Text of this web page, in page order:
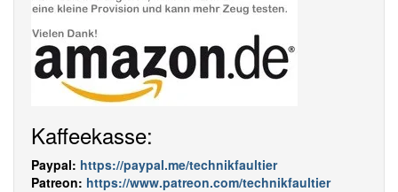
Kaffeekasse:
Paypal: https://paypal.me/technikfaultier
Patreon: https://www.patreon.com/technikfaultier